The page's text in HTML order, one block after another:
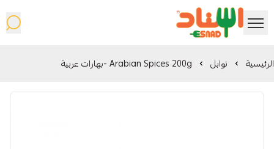
شركة اسناد المحدودة
الرئيسية توابل Arabian Spices 200g -بهارات عربية